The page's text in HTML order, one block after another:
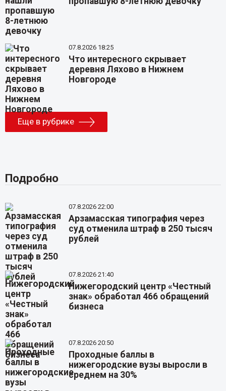
07.8.2026 18:25
Что интересного скрывает
деревня Ляхово в Нижнем
Новгороде
Еще в рубрике
Подробно
07.8.2026 22:00
Арзамасская типография через
суд отменила штраф в 250 тысяч
рублей
07.8.2026 21:40
Нижегородский центр «Честный
знак» обработал 466 обращений
бизнеса
07.8.2026 20:50
Проходные баллы в
нижегородские вузы выросли в
среднем на 30%